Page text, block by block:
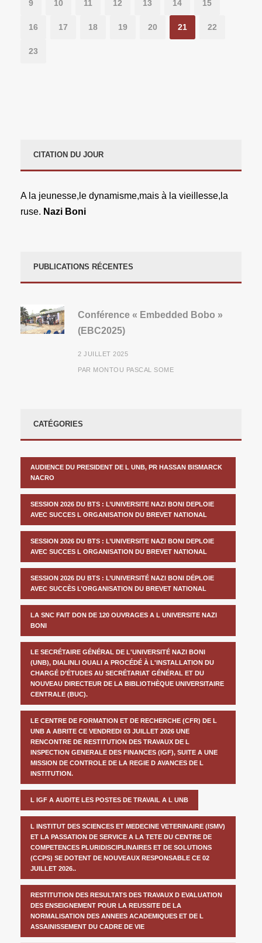
9 10 11 12 13 14 15
16 17 18 19 20 21 22
23
CITATION DU JOUR
A la jeunesse,le dynamisme,mais à la vieillesse,la
ruse. Nazi Boni
PUBLICATIONS RÉCENTES
Conférence « Embedded Bobo »
(EBC2025)
2 JUILLET 2025
PAR MONTOU PASCAL SOME
CATÉGORIES
AUDIENCE DU PRESIDENT DE L UNB, PR HASSAN BISMARCK
NACRO
SESSION 2026 DU BTS : L’UNIVERSITE NAZI BONI DEPLOIE
AVEC SUCCES L ORGANISATION DU BREVET NATIONAL
SESSION 2026 DU BTS : L’UNIVERSITE NAZI BONI DEPLOIE
AVEC SUCCES L ORGANISATION DU BREVET NATIONAL
SESSION 2026 DU BTS : L’UNIVERSITÉ NAZI BONI DÉPLOIE
AVEC SUCCÈS L’ORGANISATION DU BREVET NATIONAL
LA SNC FAIT DON DE 120 OUVRAGES A L UNIVERSITE NAZI
BONI
LE SECRÉTAIRE GÉNÉRAL DE L'UNIVERSITÉ NAZI BONI
(UNB), DIALINLI OUALI A PROCÉDÉ À L'INSTALLATION DU
CHARGÉ D’ÉTUDES AU SECRÉTARIAT GÉNÉRAL ET DU
NOUVEAU DIRECTEUR DE LA BIBLIOTHÈQUE UNIVERSITAIRE
CENTRALE (BUC).
LE CENTRE DE FORMATION ET DE RECHERCHE (CFR) DE L
UNB A ABRITE CE VENDREDI 03 JUILLET 2026 UNE
RENCONTRE DE RESTITUTION DES TRAVAUX DE L
INSPECTION GENERALE DES FINANCES (IGF), SUITE A UNE
MISSION DE CONTROLE DE LA REGIE D AVANCES DE L
INSTITUTION.
L IGF A AUDITE LES POSTES DE TRAVAIL A L UNB
L INSTITUT DES SCIENCES ET MEDECINE VETERINAIRE (ISMV)
ET LA PASSATION DE SERVICE A LA TETE DU CENTRE DE
COMPETENCES PLURIDISCIPLINAIRES ET DE SOLUTIONS
(CCPS) SE DOTENT DE NOUVEAUX RESPONSABLE CE 02
JUILLET 2026..
RESTITUTION DES RESULTATS DES TRAVAUX D EVALUATION
DES ENSEIGNEMENT POUR LA REUSSITE DE LA
NORMALISATION DES ANNEES ACADEMIQUES ET DE L
ASSAINISSEMENT DU CADRE DE VIE